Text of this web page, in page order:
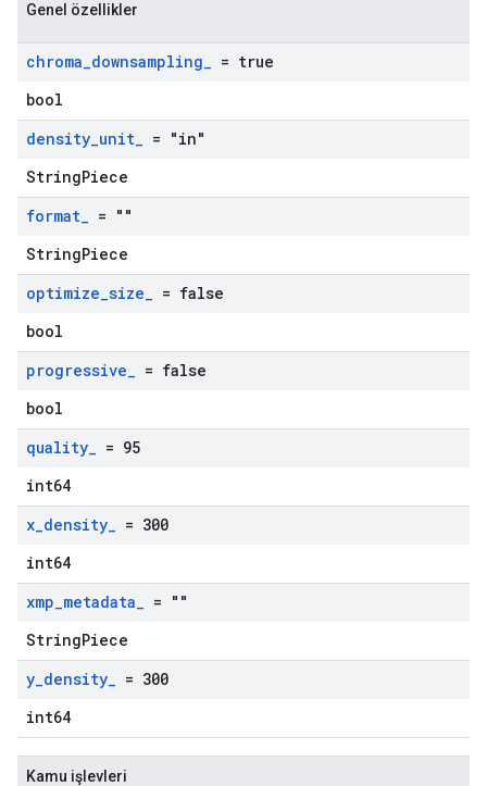
Genel özellikler
chroma_downsampling_ = true
bool
density_unit_ = "in"
StringPiece
format_ = ""
StringPiece
optimize_size_ = false
bool
progressive_ = false
bool
quality_ = 95
int64
x_density_ = 300
int64
xmp_metadata_ = ""
StringPiece
y_density_ = 300
int64
Kamu işlevleri